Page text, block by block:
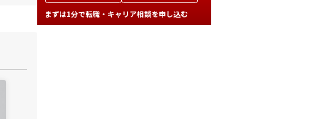
まずは1分で転職・キャリア相談を申し込む